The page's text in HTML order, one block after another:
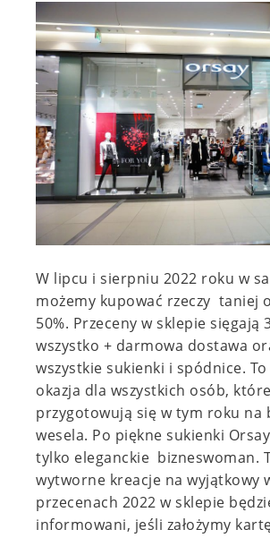
W lipcu i sierpniu 2022 roku w
możemy kupować rzeczy taniej
50%. Przeceny w sklepie sięgają
wszystko + darmowa dostawa
wszystkie sukienki i spódnice. To
okazja dla wszystkich osób, które
przygotowują się w tym roku na
wesela. Po piękne sukienki
tylko eleganckie bizneswoman.
wytworne kreacje na wyjątkowy
przecenach 2022 w sklepie
informowani, jeśli założymy